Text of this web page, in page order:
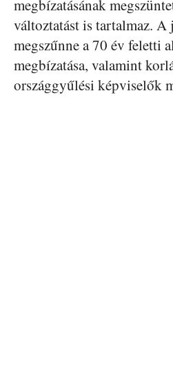
megbízatásának
változtatást is tartalmaz. A
megszűnne a 70 év feletti
megbízatása, valamint
országgyűlési képviselők